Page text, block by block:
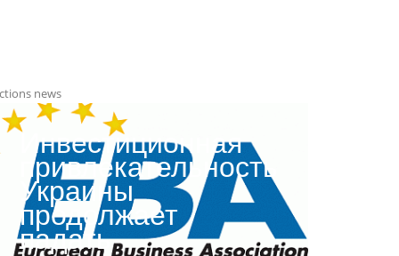
news
Инвестиционная
привлекательность
Украины
продолжает
падать